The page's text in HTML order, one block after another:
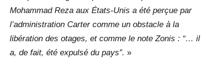
Mohammad Reza aux États-Unis a été perçue par
l’administration Carter comme un obstacle à la
libération des otages, et comme le note Zonis : “… il
a, de fait, été expulsé du pays”. »